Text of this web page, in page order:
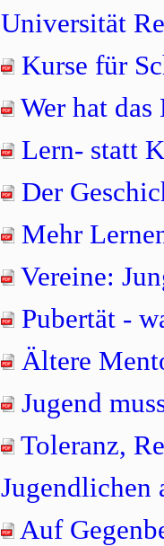
Universität
Kurse für
Wer hat
Lern- statt
Der
Mehr
Vereine:
Pubertät -
Ältere
Jugend
Toleranz,
Jugendlichen
Auf